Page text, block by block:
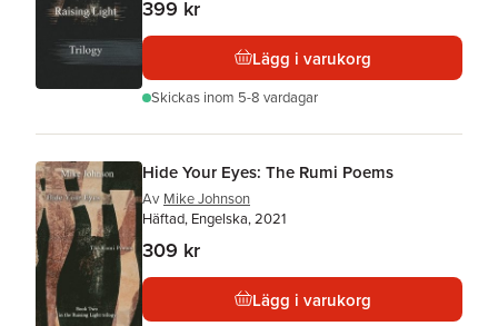
399 kr
Lägg i varukorg
Skickas inom 5-8 vardagar
Hide Your Eyes: The Rumi Poems
Av Mike Johnson
Häftad, Engelska, 2021
309 kr
Lägg i varukorg